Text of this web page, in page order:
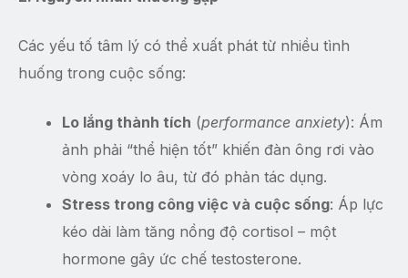
Các yếu tố tâm lý có thể xuất phát từ nhiều tình
huống trong cuộc sống:
Lo lắng thành tích (performance anxiety): Ám
ảnh phải “thể hiện tốt” khiến đàn ông rơi vào
vòng xoáy lo âu, từ đó phản tác dụng.
Stress trong công việc và cuộc sống: Áp lực
kéo dài làm tăng nồng độ cortisol – một
hormone gây ức chế testosterone.